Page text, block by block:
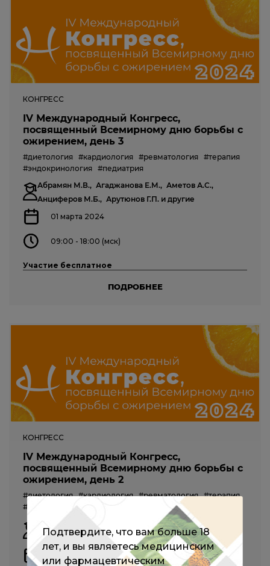
КОНГРЕСС
IV Международный Конгресс,
посвященный Всемирному дню борьбы с
ожирением, день 3
#диетология #кардиология #ревматология #терапия
#эндокринология #педиатрия
Абрамян М.В., Агаджанова Е.М., Аметов А.С.,
Анциферов М.Б., Арутюнов Г.П. и другие
01 марта 2024
09:00 - 18:00 (мск)
Участие бесплатное
ПОДРОБНЕЕ
КОНГРЕСС
IV Международный Конгресс,
посвященный Всемирному дню борьбы с
ожирением, день 2
#диетология #кардиология #ревматология #терапия
#эндокринология
Агаджанова Е.М.,
Аметов А.С., Анисимова К.А.,
Антонова К.В., Анциферов М.Б.и другие
29 февраля 2024
Подтвердите, что вам больше 18
лет, и вы являетесь медицинским
или фармацевтическим